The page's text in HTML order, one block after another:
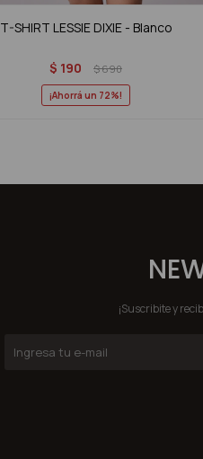
T-SHIRT LESSIE DIXIE - Blanco
$ 190 $690
72
¡Suscribite y